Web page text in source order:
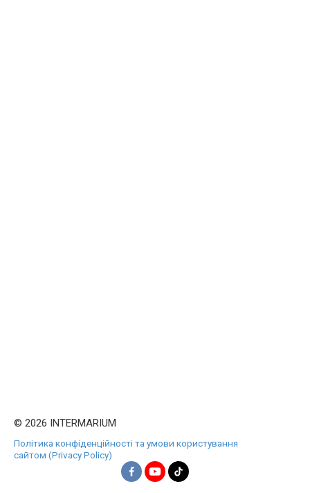
© 2026 INTERMARIUM
Політика конфіденційності та умови користування
сайтом (Privacy Policy)